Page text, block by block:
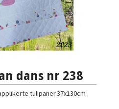
dans nr 238
tulipaner.37x130cm